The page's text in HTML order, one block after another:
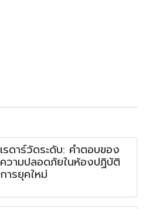
เรดาร์วัดระดับ: คำตอบของ
ความปลอดภัยในห้องปฏิบัติ
การยุคใหม่